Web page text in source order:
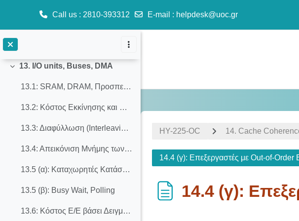
Call us : 2810-393312 E-mail : helpdesk@uoc.gr
Άσκηση 12: Εικονική Μνήμη (Virtual Memory)
Collapse
13. I/O units, Buses, DMA
13.1: SRAM, DRAM, Προσπελάσεις Συνεχόμενων Λέξεων
13.2: Κόστος Εκκίνησης και Παροχή (Startup Cost versus Throughput)
13.3: Διαφύλλωση (Interleaving), Αλληλοκαλυπτόμενες Δοσοληψίες
13.4: Απεικόνιση Μνήμης των Μονάδων Ε/Ε (Memory Mapped I/O)
13.5 (α): Καταχωρητές Κατάστασης
13.5 (β): Busy Wait, Polling
13.6: Κόστος Ε/Ε βάσει Δειγματοληψίας και βάσει Διακοπών
ΗΥ-225-OC 14. Cache
14.4 (γ): Επεξεργαστές με Out-of-Order
14.4 (γ):